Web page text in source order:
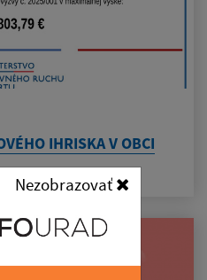
Nezobrazovať
IHRISKA V OBCI